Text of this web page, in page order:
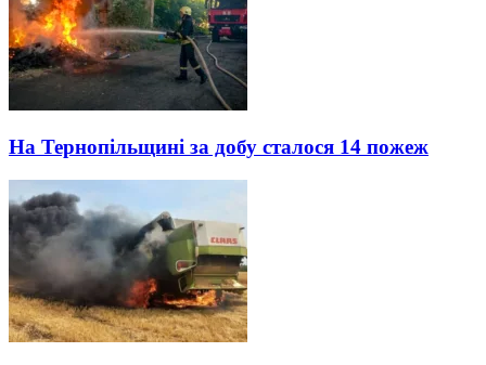
На Тернопільщині за добу сталося 14 пожеж